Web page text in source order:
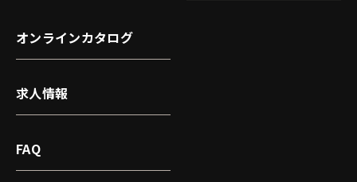
オンラインカタログ
求人情報
FAQ